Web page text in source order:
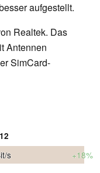
aufgestellt.
Realtek. Das
Antennen
SimCard-
s +18%